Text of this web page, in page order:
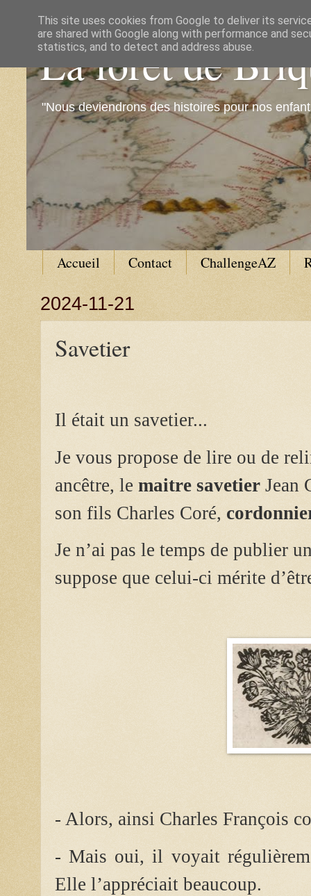
La forêt de
"Nous deviendrons des histoires pour nos
Accueil Contact ChallengeAZ
2024-11-21
Savetier
Il était un savetier...
Je vous propose de lire ou de
ancêtre, le maitre savetier Jean
son fils Charles Coré,
Je n’ai pas le temps de publier
suppose que celui-ci mérite
- Alors, ainsi Charles François
- Mais oui, il voyait
Elle l’appréciait beaucoup.
This site uses cookies from Google to deliver its
are shared with Google along with performance and
statistics, and to detect and address abuse.